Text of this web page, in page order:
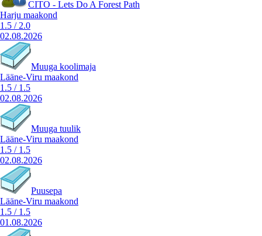
CITO - Lets Do A Forest Path
Harju maakond
1.5 / 2.0
02.08.2026
Muuga koolimaja
Lääne-Viru maakond
1.5 / 1.5
02.08.2026
Muuga tuulik
Lääne-Viru maakond
1.5 / 1.5
02.08.2026
Puusepa
Lääne-Viru maakond
1.5 / 1.5
01.08.2026